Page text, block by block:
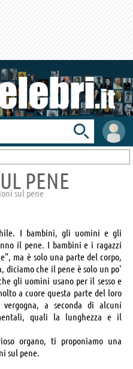
User
area
Toggle
search
bar
PENE
sul pene
I bambini, gli uomini e gli
il pene. I bambini e i ragazzi
ma è solo una parte del corpo,
diciamo che il pene è solo un po'
gli uomini usano per il sesso e
a cuore questa parte del loro
a seconda di alcuni
quali la lunghezza e il
organo, ti proponiamo una
sul pene.